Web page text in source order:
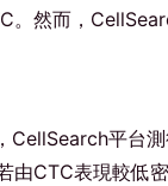
。然而，
CellSearch平台
由CTC表現較低